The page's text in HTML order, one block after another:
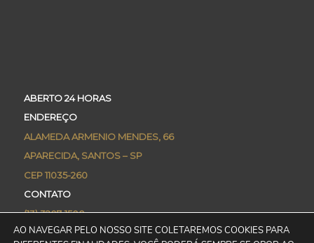
ABERTO 24 HORAS
ENDEREÇO
ALAMEDA ARMENIO MENDES, 66
APARECIDA, SANTOS – SP
CEP 11035-260
CONTATO
(13) 3207-1500
CONCIERGE@PRAIAMARCORPORATE.COM.BR
AO NAVEGAR PELO NOSSO SITE COLETAREMOS COOKIES PARA